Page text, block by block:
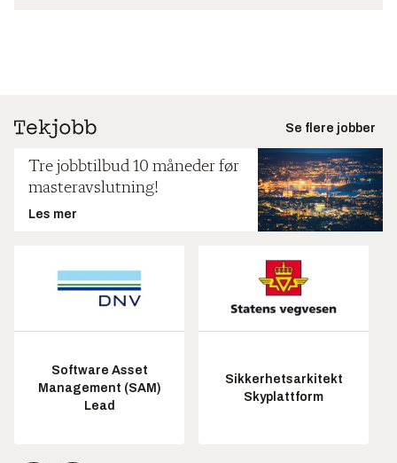
Se flere jobber
Tre jobbtilbud 10 måneder før
masteravslutning!
Les mer
Software Asset
Management (SAM)
Lead
Sikkerhetsarkitekt
Skyplattform